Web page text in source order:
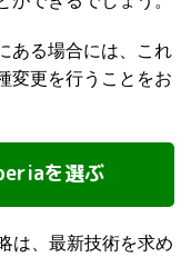
ある場合には、これ
変更を行うことをお
を選ぶ
は、最新技術を求め